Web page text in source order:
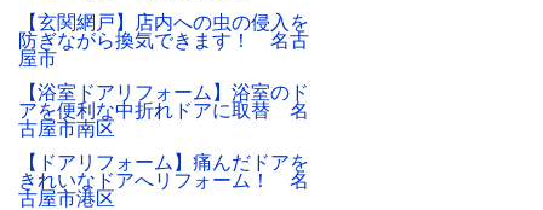
【玄関網戸】店内への虫の侵入を
防ぎながら換気できます！ 名古
屋市
【浴室ドアリフォーム】浴室のド
アを便利な中折れドアに取替 名
古屋市南区
【ドアリフォーム】痛んだドアを
きれいなドアへリフォーム！ 名
古屋市港区